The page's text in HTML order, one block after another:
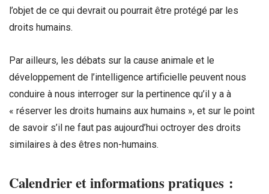
l’objet de ce qui devrait ou pourrait être protégé par les
droits humains.
Par ailleurs, les débats sur la cause animale et le
développement de l’intelligence artificielle peuvent nous
conduire à nous interroger sur la pertinence qu’il y a à
« réserver les droits humains aux humains », et sur le point
de savoir s’il ne faut pas aujourd’hui octroyer des droits
similaires à des êtres non-humains.
Calendrier et informations pratiques :